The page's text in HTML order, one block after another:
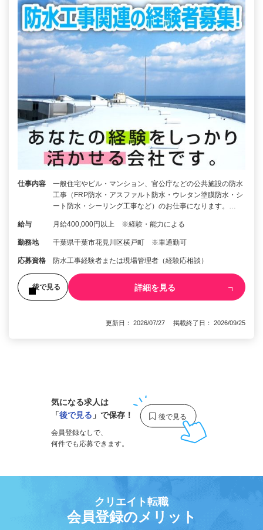
仕事内容
一般住宅やビル・マンション、官公庁などの公共施設の防水
工事（FRP防水・アスファルト防水・ウレタン塗膜防水・シ
ート防水・シーリング工事など）のお仕事になります。…
給与 月給400,000円以上 ※経験・能力による
勤務地 千葉県千葉市花見川区横戸町 ※車通勤可
応募資格 防水工事経験者または現場管理者（経験応相談）
後で見る 詳細を見る
更新日： 2026/07/27 掲載終了日： 2026/09/25
気になる求人は
「後で見る 」で保存！
会員登録なしで、
何件でも応募できます。
クリエイト転職
会員登録のメリット